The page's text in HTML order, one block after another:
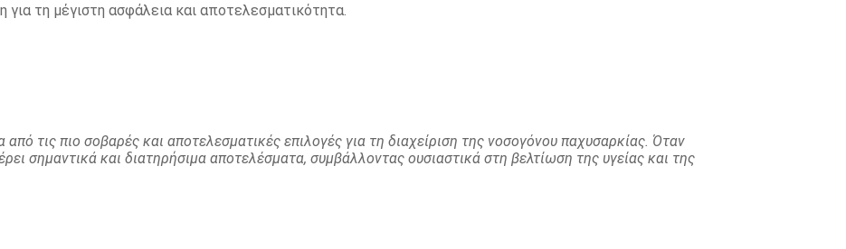
τη μέγιστη ασφάλεια και αποτελεσματικότητα.
από τις πιο σοβαρές και αποτελεσματικές επιλογές για τη διαχείριση της νοσογόνου παχυσαρκίας. Όταν
σημαντικά και διατηρήσιμα αποτελέσματα, συμβάλλοντας ουσιαστικά στη βελτίωση της υγείας και της